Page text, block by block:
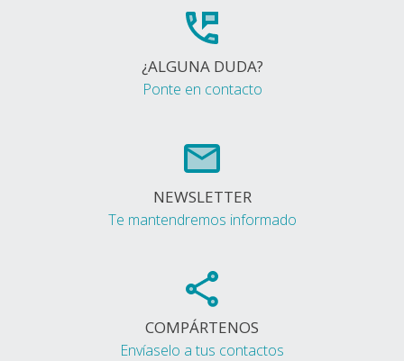
¿ALGUNA DUDA?
Ponte en contacto
NEWSLETTER
Te mantendremos informado
COMPÁRTENOS
Envíaselo a tus contactos